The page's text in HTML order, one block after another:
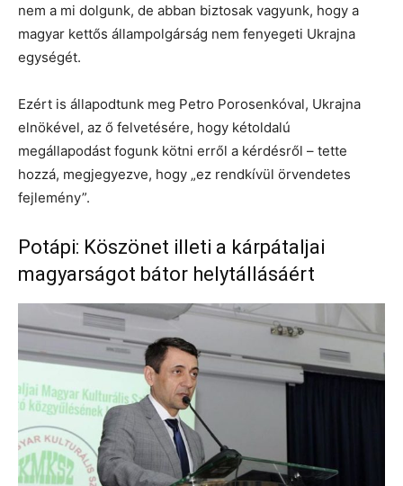
nem a mi dolgunk, de abban biztosak vagyunk, hogy a
magyar kettős állampolgárság nem fenyegeti Ukrajna
egységét.
Ezért is állapodtunk meg Petro Porosenkóval, Ukrajna
elnökével, az ő felvetésére, hogy kétoldalú
megállapodást fogunk kötni erről a kérdésről – tette
hozzá, megjegyezve, hogy „ez rendkívül örvendetes
fejlemény”.
Potápi: Köszönet illeti a kárpátaljai
magyarságot bátor helytállásáért